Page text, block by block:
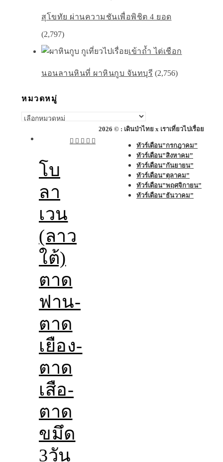
สุโขทัย ผ่านความชันเพื่อพิชิต 4 ยอด
(2,797)
เข้าถ้ำ ไต่เชือก
นอนลานหินที่ ผาหินกูบ จันทบุรี (2,756)
หมวดหมู่
หมวด
โบ
ลา
เวน
(ลาว
ใต้)
ตาด
ฟาน-
ตาด
เยือง-
ตาด
เสือ-
ตาด
ขมึด
3วัน
2026 © : เดินป่าไทย x เราเที่ยวไปเรื่อย
ทัวร์เดือน”กรกฎาคม”
ทัวร์เดือน”สิงหาคม”
ทัวร์เดือน”กันยายน”
ทัวร์เดือน”ตุลาคม”
ทัวร์เดือน”พฤศจิกายน”
ทัวร์เดือน”ธันวาคม”